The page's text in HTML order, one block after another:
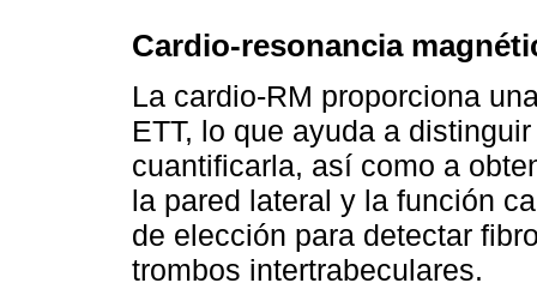
Cardio-resonancia
La cardio-RM proporciona
ETT, lo que ayuda a
cuantificarla, así como a
la pared lateral y la función
de elección para detectar
trombos intertrabeculares.